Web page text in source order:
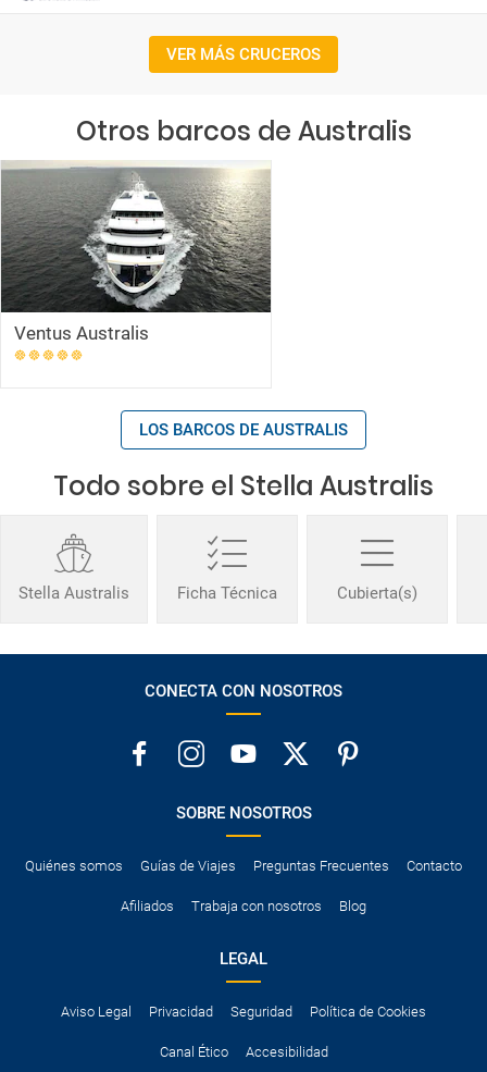
VER MÁS CRUCEROS
Otros barcos de Australis
Ventus Australis
LOS BARCOS DE AUSTRALIS
Todo sobre el Stella Australis
Stella Australis Ficha Técnica Cubierta(s)
CONECTA CON NOSOTROS
SOBRE NOSOTROS
Quiénes somos Guías de Viajes Preguntas Frecuentes Contacto
Afiliados Trabaja con nosotros Blog
LEGAL
Aviso Legal Privacidad Seguridad Política de Cookies
Canal Ético Accesibilidad